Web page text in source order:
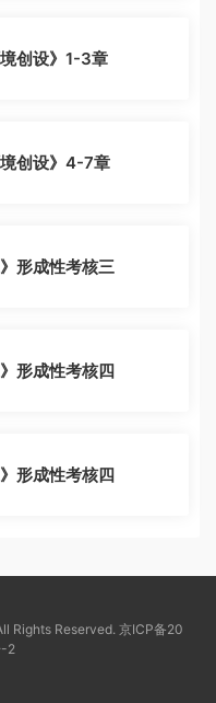
创设》1-3章
创设》4-7章
形成性考核三
形成性考核四
形成性考核四
Rights Reserved.京ICP备20
-2